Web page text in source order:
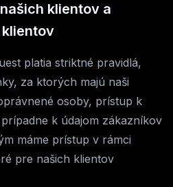
klientov a
platia striktné pravidlá,
za ktorých majú naši
osoby, prístup k
k údajom zákazníkov
máme prístup v rámci
pre našich klientov